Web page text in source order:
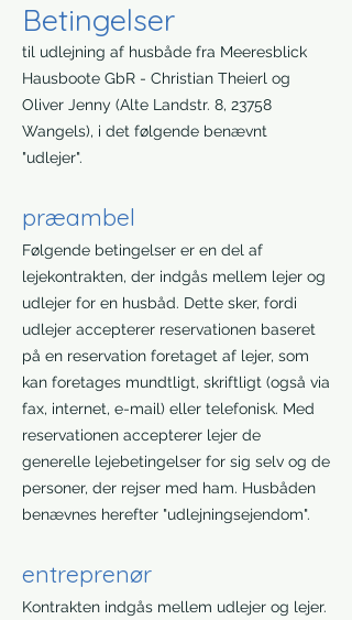
Betingelser
til udlejning af husbåde fra Meeresblick
Hausboote GbR - Christian Theierl og
Oliver Jenny (Alte Landstr. 8, 23758
Wangels), i det følgende benævnt
"udlejer".
præambel
Følgende betingelser er en del af
lejekontrakten, der indgås mellem lejer og
udlejer for en husbåd. Dette sker, fordi
udlejer accepterer reservationen baseret
på en reservation foretaget af lejer, som
kan foretages mundtligt, skriftligt (også via
fax, internet, e-mail) eller telefonisk. Med
reservationen accepterer lejer de
generelle lejebetingelser for sig selv og de
personer, der rejser med ham. Husbåden
benævnes herefter "udlejningsejendom".
entreprenør
Kontrakten indgås mellem udlejer og lejer.